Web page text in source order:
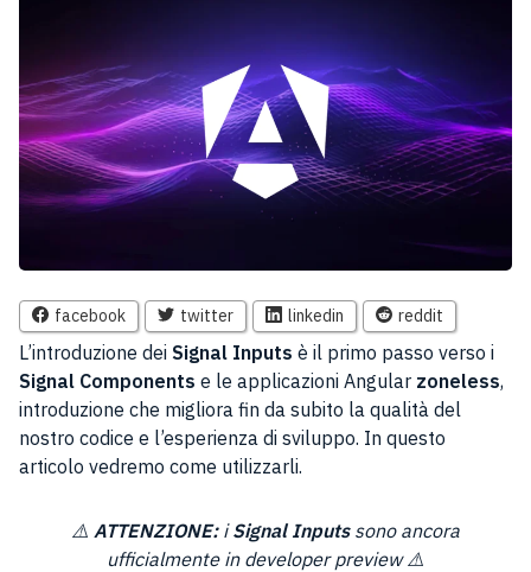
facebook twitter linkedin reddit
L’introduzione dei Signal Inputs è il primo passo verso i
Signal Components e le applicazioni Angular zoneless,
introduzione che migliora fin da subito la qualità del
nostro codice e l’esperienza di sviluppo. In questo
articolo vedremo come utilizzarli.
⚠️ ATTENZIONE:iSignal Inputs sono ancora
ufficialmente in developer preview ⚠️